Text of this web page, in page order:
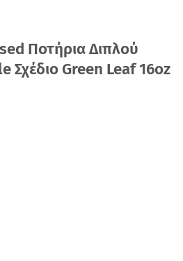
Ποτήρια Διπλού
Σχέδιο Green Leaf 16oz